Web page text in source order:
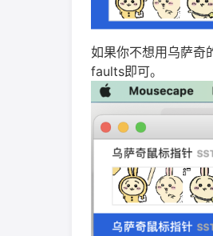
如果你不想用乌萨
faults即可。